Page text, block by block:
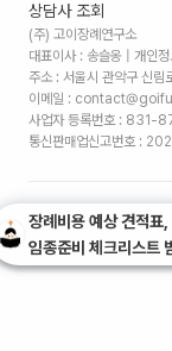
상담사 조회
(주) 고이장례연구소
대표이사 : 송슬옹 | 개인
주소 : 서울시 관악구 신
이메일 :
사업자 등록번호 : 831-
통신판매업신고번호 :
©2026. (주)고이장례
장례비용 예상 견적표,
임종준비 체크리스트